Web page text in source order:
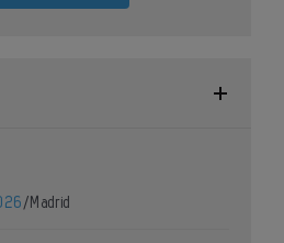
/ Madrid